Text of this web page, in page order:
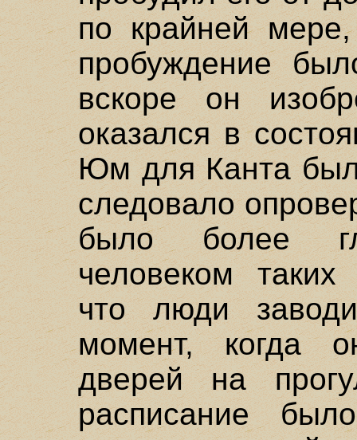
по крайней
пробуждение
вскоре он
оказался в
Юм для Канта был
следовало
было более
человеком
что люди
момент, когда
дверей на
расписание